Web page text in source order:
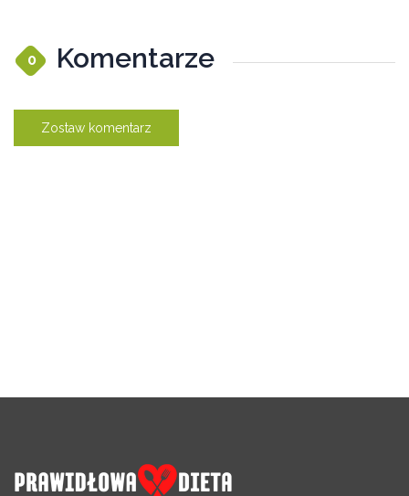
0 Komentarze
Zostaw komentarz